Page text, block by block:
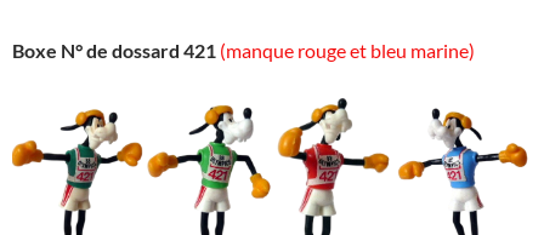
Boxe N° de dossard 421 (manque rouge et bleu marine)